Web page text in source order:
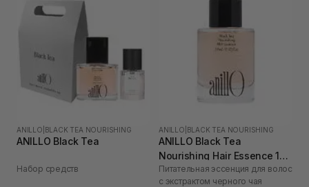
ANILLO BLACK TEA NOURISHING
ANILLO Black Tea
Набор средств
ANILLO BLACK TEA NOURISHING
ANILLO Black Tea
Nourishing Hair Essence 10
мл
Питательная эссенция для волос
с экстрактом черного чая